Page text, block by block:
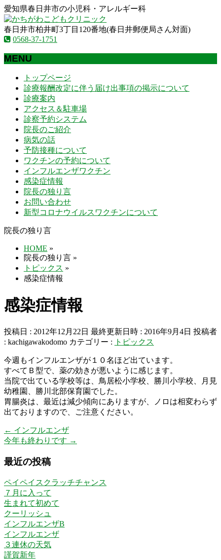
愛知県春日井市の小児科・アレルギー科
春日井市柏井町3丁目120番地(春日井郵便局さん対面)
0568-37-1751
MENU
トップページ
診療報酬改定に伴う届け出事項の掲示について
診療案内
アクセス＆駐車場
診察予約システム
院長のご紹介
病気の話
予防接種について
ワクチンの予約について
インフルエンザワクチン
感染症情報
院長の独り言
お問い合わせ
新型コロナウイルスワクチンについて
院長の独り言
HOME »
院長の独り言 »
トピックス »
感染症情報
感染症情報
投稿日 : 2012年12月22日 最終更新日時 : 2016年9月4日 投稿者
: kachigawakodomo カテゴリー : トピックス
今週もインフルエンザが１０名ほど出ています。
すべてＢ型で、薬の効きが悪いように感じます。
当院で出ている学校等は、鳥居松小学校、勝川小学校、月見
幼稚園、勝川北部保育園でした。
胃腸炎は、最近は減少傾向にありますが、ノロは相変わらず
出ておりますので、ご注意ください。
← インフルエンザ
今年も終わりです →
最近の投稿
ペイペイスクラッチチャンス
７月に入って
生まれて初めて
クーリッシュ
インフルエンザB
インフルエンザ
３連休の天気
謹賀新年